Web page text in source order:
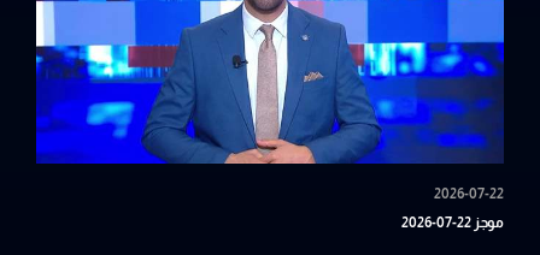
2026-07-22
موجز 22-07-2026